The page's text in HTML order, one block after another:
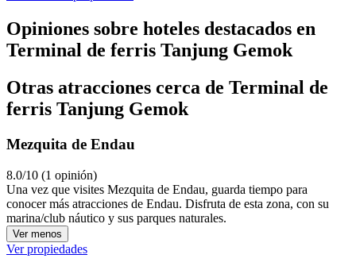
Opiniones sobre hoteles destacados en
Terminal de ferris Tanjung Gemok
Otras atracciones cerca de Terminal de
ferris Tanjung Gemok
Mezquita de Endau
8.0/10 (1 opinión)
Una vez que visites Mezquita de Endau, guarda tiempo para
conocer más atracciones de Endau. Disfruta de esta zona, con su
marina/club náutico y sus parques naturales.
Ver menos
Ver propiedades